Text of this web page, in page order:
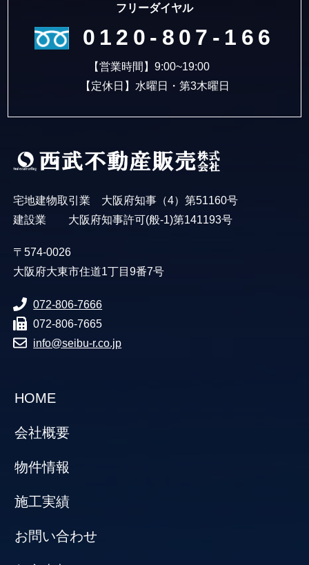
フリーダイヤル
0120-807-166
【営業時間】9:00~19:00
【定休日】水曜日・第3木曜日
宅地建物取引業 大阪府知事（4）第51160号
建設業 大阪府知事許可(般-1)第141193号
〒574-0026
大阪府大東市住道1丁目9番7号
072-806-7666
072-806-7665
info@seibu-r.co.jp
HOME
会社概要
物件情報
施工実績
お問い合わせ